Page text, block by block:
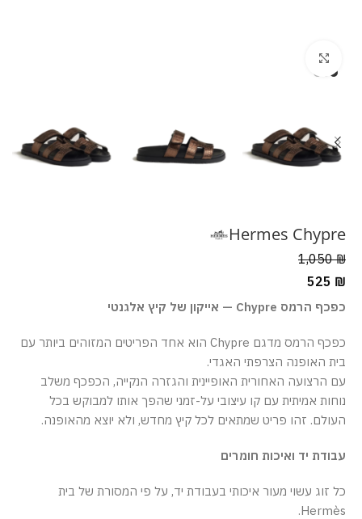
Hermes Chypre
1,050₪
525 ₪
כפכף הרמס Chypre — אייקון של קיץ אלגנטי
כפכף הרמס מדגם Chypre הוא אחד הפריטים המזוהים ביותר עם
בית האופנה הצרפתי האגדי.
עם הרצועה האחורית האופיינית והגזרה הנקייה, הכפכף משלב
נוחות אמיתית עם קו עיצובי על-זמני שהפך אותו למבוקש בכל
העולם. זהו פריט שמתאים לכל קיץ מחדש, ולא יוצא מהאופנה.
עבודת יד ואיכות חומרים
כל זוג עשוי מעור איכותי בעבודת יד, על פי המסורת של בית
Hermès.